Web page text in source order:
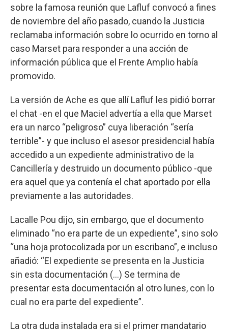
sobre la famosa reunión que Lafluf convocó a fines
de noviembre del año pasado, cuando la Justicia
reclamaba información sobre lo ocurrido en torno al
caso Marset para responder a una acción de
información pública que el Frente Amplio había
promovido.
La versión de Ache es que allí Lafluf les pidió borrar
el chat -en el que Maciel advertía a ella que Marset
era un narco “peligroso” cuya liberación “sería
terrible”- y que incluso el asesor presidencial había
accedido a un expediente administrativo de la
Cancillería y destruido un documento público -que
era aquel que ya contenía el chat aportado por ella
previamente a las autoridades.
Lacalle Pou dijo, sin embargo, que el documento
eliminado “no era parte de un expediente”, sino solo
“una hoja protocolizada por un escribano”, e incluso
añadió: “El expediente se presenta en la Justicia
sin esta documentación (...) Se termina de
presentar esta documentación al otro lunes, con lo
cual no era parte del expediente”.
La otra duda instalada era si el primer mandatario